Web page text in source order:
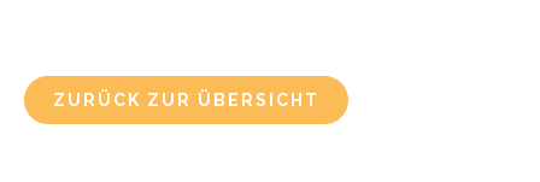
ZURÜCK ZUR ÜBERSICHT